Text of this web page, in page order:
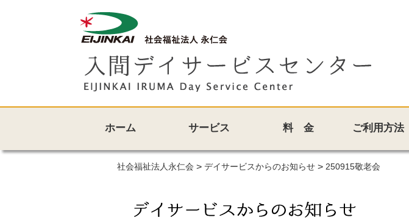
ホーム サービス
サービス
1日の流れ
料 金 ご利用方法
社会福祉法人永仁会 > デイサービスからのお知らせ > 250915敬老会